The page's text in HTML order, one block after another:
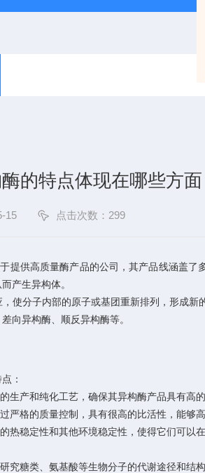
的特点体现在哪些方面
15 点击次数：299
供高质量酶产品的公司，其产品线涵盖了
产生异构体。
分子内部的原子或基团重新排列，形成新
向异构酶、顺反异构酶等。
：
产和纯化工艺，确保其异构酶产品具有高的
格的质量控制，具有很高的比活性，能够高
稳定性和其他环境稳定性，使得它们可以在
糖类、氨基酸等生物分子的代谢途径和结构